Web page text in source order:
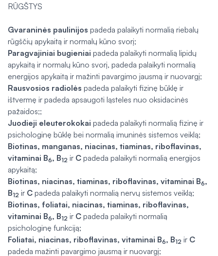
RŪGŠTYS
Gvaraninės paulinijos padeda palaikyti normalią riebalų
rūgščių apykaitą ir normalų kūno svorį;
Paragvajiniai bugieniai padeda palaikyti normalią lipidų
apykaitą ir normalų kūno svorį, padeda palaikyti normalią
energijos apykaitą ir mažinti pavargimo jausmą ir nuovargį;
Rausvosios radiolės padeda palaikyti fizinę būklę ir
ištvermę ir padeda apsaugoti ląsteles nuo oksidacinės
pažaidos;;
Juodieji eleuterokokai padeda palaikyti normalią fizinę ir
psichologinę būklę bei normalią imuninės sistemos veiklą;
Biotinas, manganas, niacinas, tiaminas, riboflavinas,
vitaminai B6, B12 ir C padeda palaikyti normalią energijos
apykaitą;
Biotinas, niacinas, tiaminas, riboflavinas, vitaminai B6,
B12 ir C padeda palaikyti normalią nervų sistemos veiklą;
Biotinas, foliatai, niacinas, tiaminas, riboflavinas,
vitaminai B6, B12 ir C padeda palaikyti normalią
psichologinę funkciją;
Foliatai, niacinas, riboflavinas, vitaminai B6, B12 ir C
padeda mažinti pavargimo jausmą ir nuovargį;